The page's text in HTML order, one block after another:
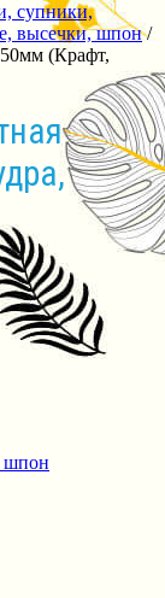
супники,
высечки, шпон/
(Крафт,
шпон